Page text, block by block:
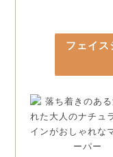
フェイス